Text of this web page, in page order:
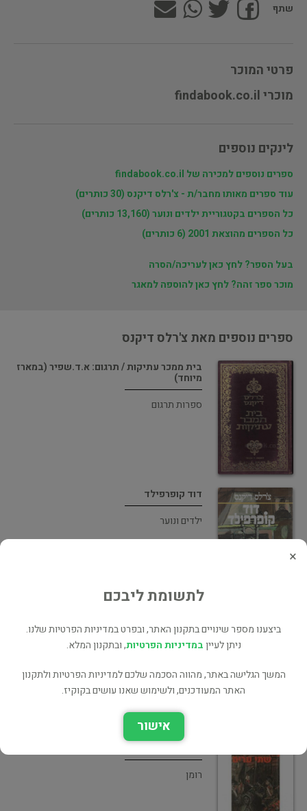
שתף
פרטי המוכר
מוכרי findabook.co.il
לינקים נוספים
ספרים נוספים למכירה של findabook.co.il
עוד ספרים מאותו מחבר/ת - צ'רלס דיקנס (30 כותרים)
כל הספרים בקטגוריית ילדים ונוער (13,160 כותרים)
כל הספרים מהוצאת 2001 (6 כותרים)
בעל הספר? לחץ כאן לעריכה/הסרה
מוכר ספר זהה? לחץ כאן להוספה למאגר
ספרים נוספים מאת צ'רלס דיקנס
בית ממכר עתיקות / תרגום: א.ד.שפיר (במארז
מיוחד)
ספרות תרגום
דוד קופרפילד
ילדים ונוער
רומן
רומן
×
לתשומת ליבכם
ביצענו מספר שינויים בתקנון האתר, ובפרט במדיניות הפרטיות שלנו.
ניתן לעייןבמדיניות הפרטיות, ובתקנון המלא.
המשך הגלישה באתר, מהווה הסכמה שלכם למדיניות הפרטיות ולתקנון
האתר המעודכנים, ולשימוש שאנו עושים בקוקיז.
אישור